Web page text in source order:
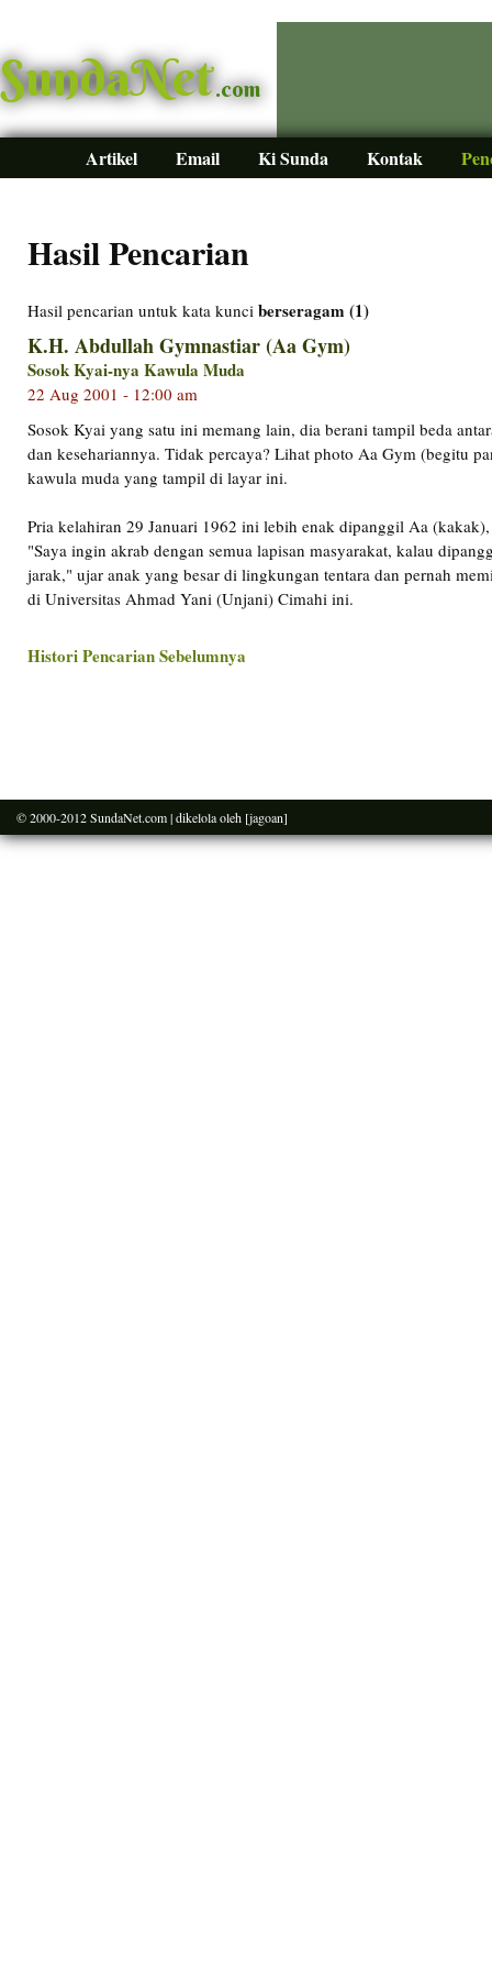
SundaNet.com
Artikel Email Ki Sunda Kontak
Hasil Pencarian
Hasil pencarian untuk kata kunci berseragam (1)
K.H. Abdullah Gymnastiar (Aa Gym)
Sosok Kyai-nya Kawula Muda
22 Aug 2001 - 12:00 am
Sosok Kyai yang satu ini memang lain, dia berani tampil beda
dan kesehariannya. Tidak percaya? Lihat photo Aa Gym (begitu
kawula muda yang tampil di layar ini.
Pria kelahiran 29 Januari 1962 ini lebih enak dipanggil Aa
"Saya ingin akrab dengan semua lapisan masyarakat, kalau
jarak," ujar anak yang besar di lingkungan tentara dan pernah
di Universitas Ahmad Yani (Unjani) Cimahi ini.
Histori Pencarian Sebelumnya
© 2000-2012SundaNet.com| dikelola oleh [jagoan]